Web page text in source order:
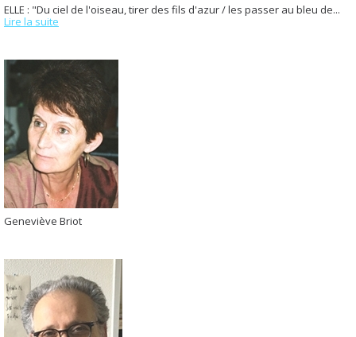
ELLE : "Du ciel de l'oiseau, tirer des fils d'azur / les passer au bleu de...
Lire la suite
Geneviève Briot